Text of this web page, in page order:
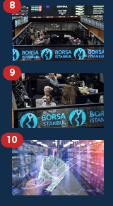
8
9
10